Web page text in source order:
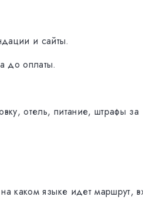
и сайты.
до оплаты.
отель, питание, штрафы за
каком языке идет маршрут,